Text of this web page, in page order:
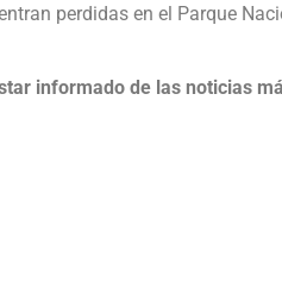
perdidas en el Parque
informado de las noticias